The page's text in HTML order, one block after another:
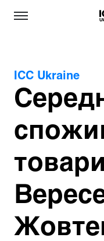
ICC Ukraine